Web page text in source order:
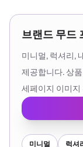
브랜드 무드
미니멀, 럭셔리,
제공합니다. 상
세페이지 이미
미니멀 럭셔